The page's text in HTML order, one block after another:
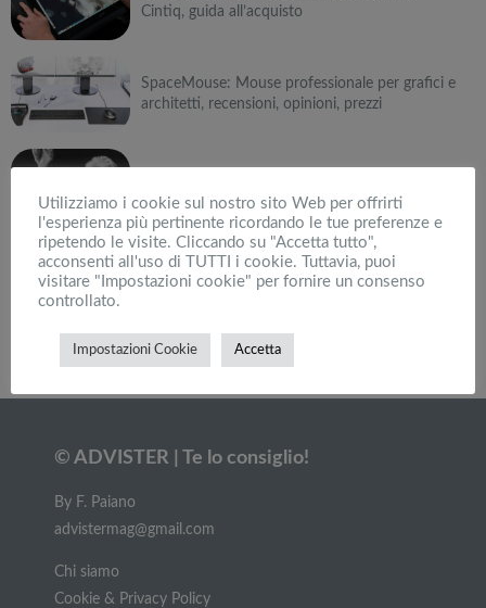
Cintiq, guida all’acquisto
SpaceMouse: Mouse professionale per grafici e
architetti, recensioni, opinioni, prezzi
prezzi, opinioni e quali comprare
Stampanti professionali: Guida all’acquisto del
modello giusto per l’azienda
Carica altri
© ADVISTER | Te lo consiglio!
By F. Paiano
advistermag@gmail.com
Chi siamo
Cookie & Privacy Policy
Utilizziamo i cookie sul nostro sito Web per offrirti
l'esperienza più pertinente ricordando le tue preferenze e
ripetendo le visite. Cliccando su "Accetta tutto",
acconsenti all'uso di TUTTI i cookie. Tuttavia, puoi
visitare "Impostazioni cookie" per fornire un consenso
controllato.
Impostazioni Cookie Accetta